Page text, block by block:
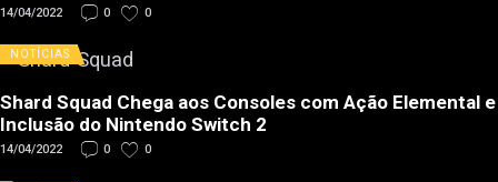
14/04/2022 0 0
NOTÍCIAS
Shard Squad Chega aos Consoles com Ação Elemental e
Inclusão do Nintendo Switch 2
14/04/2022 0 0